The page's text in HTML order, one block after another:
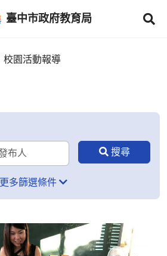
臺中市政府教育局
校園活動報導
更多篩選條件